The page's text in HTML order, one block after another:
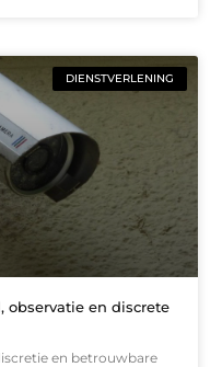
DIENSTVERLENING
observatie en discrete
en betrouwbare